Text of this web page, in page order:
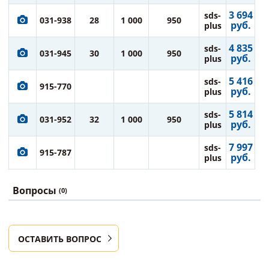
031-938 28 1 000 950
sds-
plus
3 694
руб.
031-945 30 1 000 950
sds-
plus
4 835
руб.
915-770
sds-
plus
5 416
руб.
031-952 32 1 000 950
sds-
plus
5 814
руб.
915-787
sds-
plus
7 997
руб.
Вопросы (0)
ОСТАВИТЬ ВОПРОС